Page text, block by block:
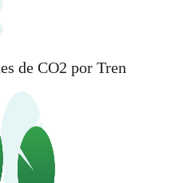
de CO2 por Tren